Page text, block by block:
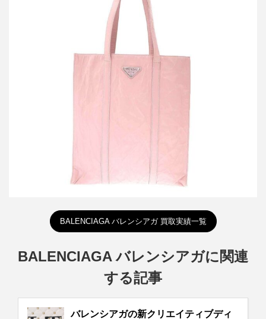
プラダ リンクル レザートートバッグ
買取金額42,000円
BALENCIAGA バレンシアガ 買取実績一覧
BALENCIAGA バレンシアガに関連
する記事
バレンシアガの新クリエイティブディ